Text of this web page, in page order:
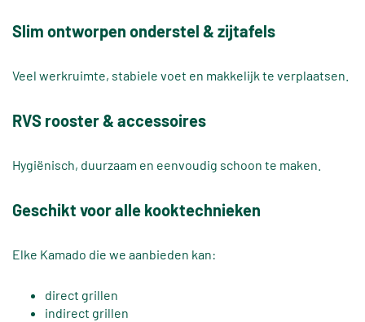
Slim ontworpen onderstel & zijtafels
Veel werkruimte, stabiele voet en makkelijk te verplaatsen.
RVS rooster & accessoires
Hygiënisch, duurzaam en eenvoudig schoon te maken.
Geschikt voor alle kooktechnieken
Elke Kamado die we aanbieden kan:
direct grillen
indirect grillen